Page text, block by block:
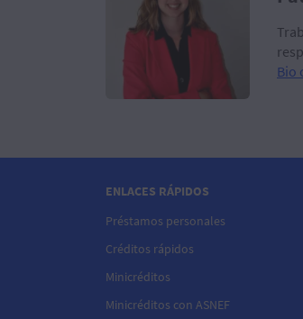
Bio
ENLACES RÁPIDOS
Préstamos personales
Créditos rápidos
Minicréditos
Minicréditos con ASNEF